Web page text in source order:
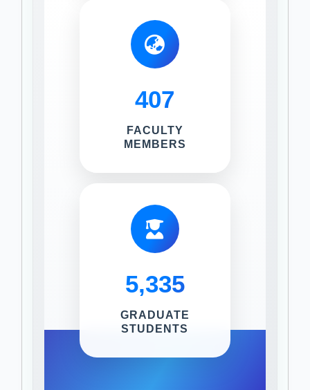
407
FACULTY
MEMBERS
5,335
GRADUATE
STUDENTS